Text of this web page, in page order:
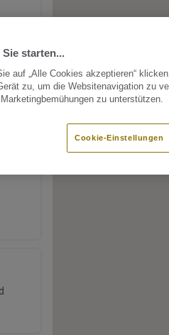
Sie starten...
auf „Alle Cookies akzeptieren“
zu, um die Websitenavigation zu
zu unterstützen.
Cookie-Einstellungen